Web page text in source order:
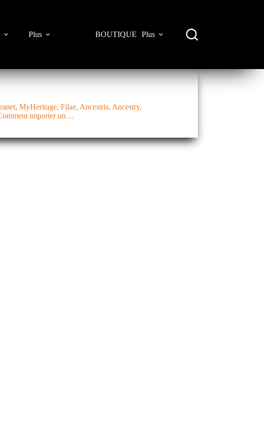
Plus BOUTIQUE Plus
MyHeritage, Filae, Ancestris, Ancestry,
importer un…